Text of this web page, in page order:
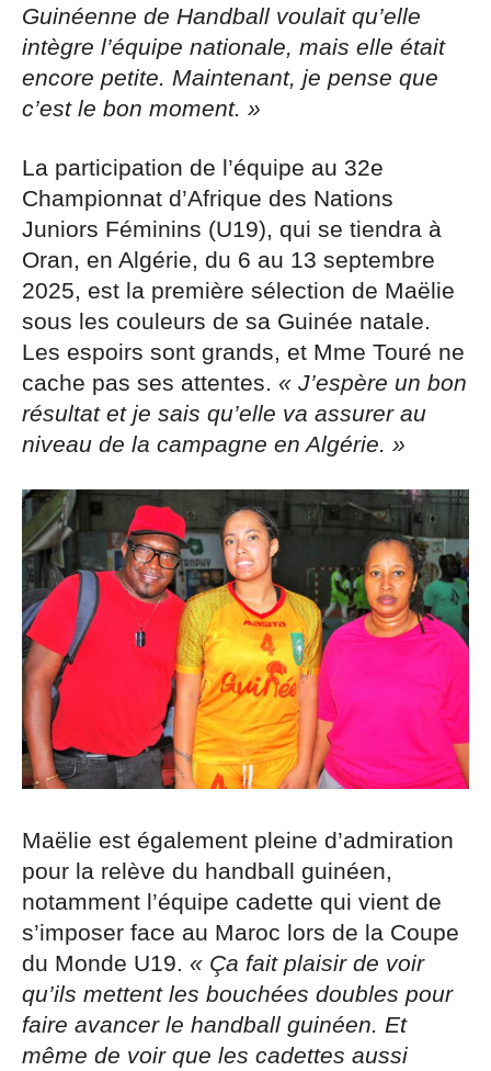
Guinéenne de Handball voulait qu’elle
intègre l’équipe nationale, mais elle était
encore petite. Maintenant, je pense que
c’est le bon moment. »
La participation de l’équipe au 32e
Championnat d’Afrique des Nations
Juniors Féminins (U19), qui se tiendra à
Oran, en Algérie, du 6 au 13 septembre
2025, est la première sélection de Maëlie
sous les couleurs de sa Guinée natale.
Les espoirs sont grands, et Mme Touré ne
cache pas ses attentes. « J’espère un bon
résultat et je sais qu’elle va assurer au
niveau de la campagne en Algérie. »
Maëlie est également pleine d’admiration
pour la relève du handball guinéen,
notamment l’équipe cadette qui vient de
s’imposer face au Maroc lors de la Coupe
du Monde U19. « Ça fait plaisir de voir
qu’ils mettent les bouchées doubles pour
faire avancer le handball guinéen. Et
même de voir que les cadettes aussi